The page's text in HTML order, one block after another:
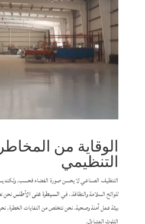
الوقاية من
التنظيمي
التنظيف الصناعي لا يحسن صورة الفضاء فحسب, ولكنه
للوائح السلامة والنظافة.. فيالسيطرة على الأطلسنحن
بيئة عمل آمنة وصحية. نحن نتخلص من النفايات الخطرة,
التلوث المتبادل.